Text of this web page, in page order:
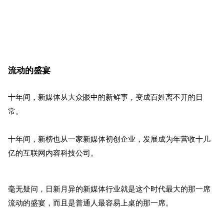
流动的盛宴
十年间，新媒体从大众眼中的新鲜事，变成百姓离不开的日
常。
十年间，新榜也从一家新媒体初创企业，发展成为年营收十几
亿的互联网内容科技公司。
毫无疑问，日新月异的新媒体行业就是这个时代最大的那一席
流动的盛宴，而且是普通人最容易上桌的那一席。